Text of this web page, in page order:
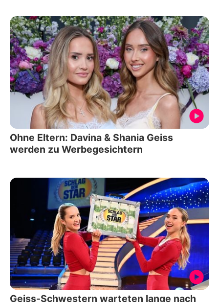
Ohne Eltern: Davina & Shania Geiss
werden zu Werbegesichtern
Geiss-Schwestern warteten lange nach